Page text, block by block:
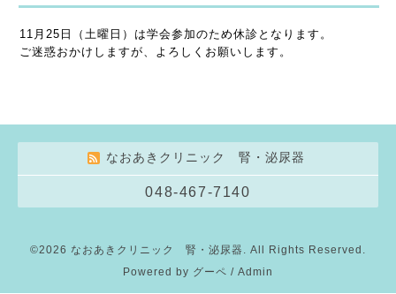
11月25日（土曜日）は学会参加のため休診となります。
ご迷惑おかけしますが、よろしくお願いします。
なおあきクリニック 腎・泌尿器
048-467-7140
©2026 なおあきクリニック 腎・泌尿器 . All Rights Reserved.
Powered by グーペ / Admin